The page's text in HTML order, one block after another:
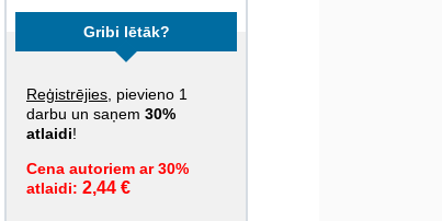
Gribi lētāk?
Reģistrējies , pievieno 1
darbu un saņem 30%
atlaidi!
Cena autoriem ar 30%
atlaidi: 2,44 €